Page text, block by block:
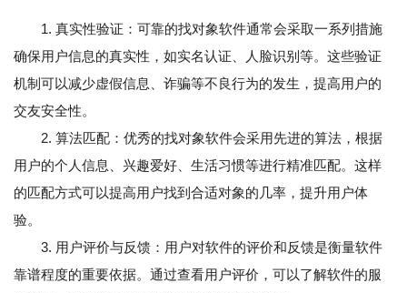
1. 真实性验证：可靠的找对象软件通常会采取一系列措施
确保用户信息的真实性，如实名认证、人脸识别等。这些验证
机制可以减少虚假信息、诈骗等不良行为的发生，提高用户的
交友安全性。
2. 算法匹配：优秀的找对象软件会采用先进的算法，根据
用户的个人信息、兴趣爱好、生活习惯等进行精准匹配。这样
的匹配方式可以提高用户找到合适对象的几率，提升用户体
验。
3. 用户评价与反馈：用户对软件的评价和反馈是衡量软件
靠谱程度的重要依据。通过查看用户评价，可以了解软件的服